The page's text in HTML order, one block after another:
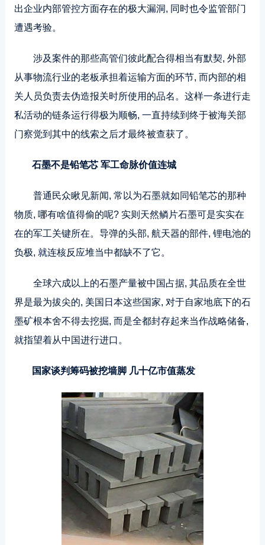
出企业内部管控方面存在的极大漏洞, 同时也令监管部门
遭遇考验。
涉及案件的那些高管们彼此配合得相当有默契, 外部
从事物流行业的老板承担着运输方面的环节, 而内部的相
关人员负责去伪造报关时所使用的品名。这样一条进行走
私活动的链条运行得极为顺畅, 一直持续到终于被海关部
门察觉到其中的线索之后才最终被查获了。
石墨不是铅笔芯 军工命脉价值连城
普通民众瞅见新闻, 常以为石墨就如同铅笔芯的那种
物质, 哪有啥值得偷的呢? 实则天然鳞片石墨可是实实在
在的军工关键所在。导弹的头部, 航天器的部件, 锂电池的
负极, 就连核反应堆当中都缺不了它。
全球六成以上的石墨产量被中国占据, 其品质在全世
界是最为拔尖的, 美国日本这些国家, 对于自家地底下的石
墨矿根本舍不得去挖掘, 而是全都封存起来当作战略储备,
就指望着从中国进行进口。
国家谈判筹码被挖墙脚 几十亿市值蒸发